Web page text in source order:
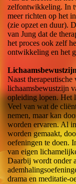
zelfontwikkeling. In
meer richten op het
(zie opzet en duur).
van Jung dat de
het proces ook zelf
ontwikkeling en het
Naast
lichaamsbewustzijn
opleiding lopen. Het
Veel van wat de
nemen, maar kan
worden ervaren. Al
worden gemaakt,
oefeningen te doen.
van eigen
Daarbij wordt onder
drama en meditatie-